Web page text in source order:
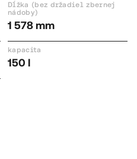
Dĺžka (bez držadiel zbernej
nádoby)
1 578 mm
kapacita
150 l